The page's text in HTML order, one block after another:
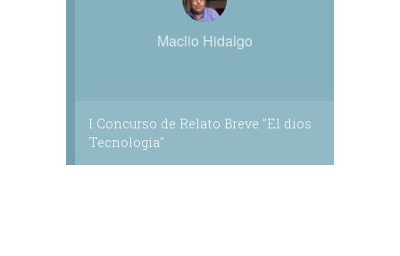
Maclio Hidalgo
I Concurso de Relato Breve "El dios
Tecnología"